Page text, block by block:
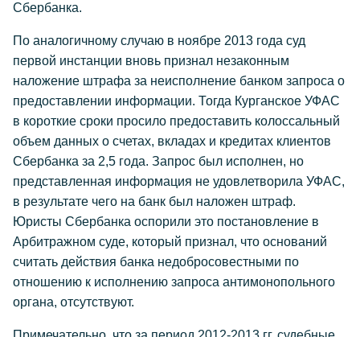
Сбербанка.
По аналогичному случаю в ноябре 2013 года суд
первой инстанции вновь признал незаконным
наложение штрафа за неисполнение банком запроса о
предоставлении информации. Тогда Курганское УФАС
в короткие сроки просило предоставить колоссальный
объем данных о счетах, вкладах и кредитах клиентов
Сбербанка за 2,5 года. Запрос был исполнен, но
представленная информация не удовлетворила УФАС,
в результате чего на банк был наложен штраф.
Юристы Сбербанка оспорили это постановление в
Арбитражном суде, который признал, что оснований
считать действия банка недобросовестными по
отношению к исполнению запроса антимонопольного
органа, отсутствуют.